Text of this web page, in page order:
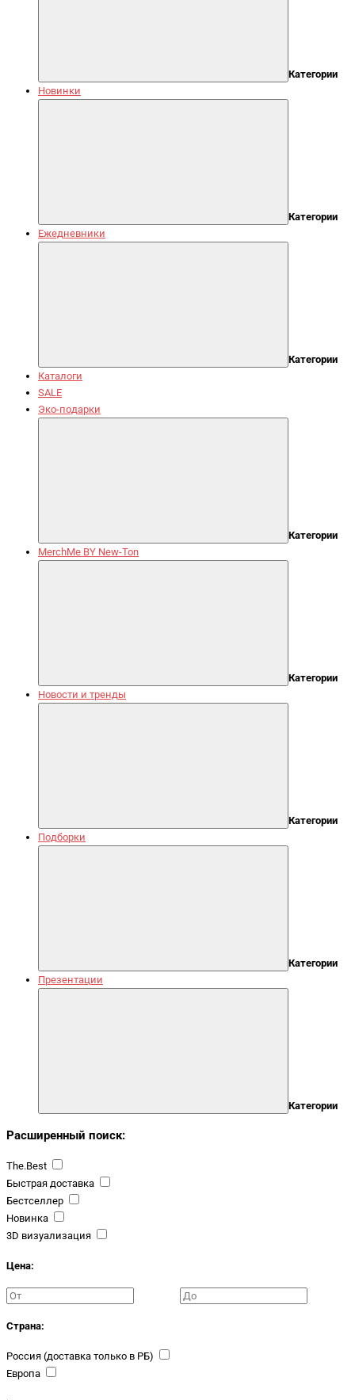
Категории
Новинки
Категории
Ежедневники
Категории
Каталоги
SALE
Эко-подарки
Категории
MerchMe BY New-Ton
Категории
Новости и тренды
Категории
Подборки
Категории
Презентации
Категории
Расширенный поиск:
The.Best
Быстрая доставка
Бестселлер
Новинка
3D визуализация
Цена:
Страна:
Россия (доставка только в РБ)
Европа